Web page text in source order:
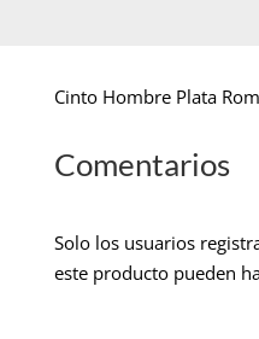
Cinto Hombre Plata
Comentarios
Solo los usuarios
este producto pueden